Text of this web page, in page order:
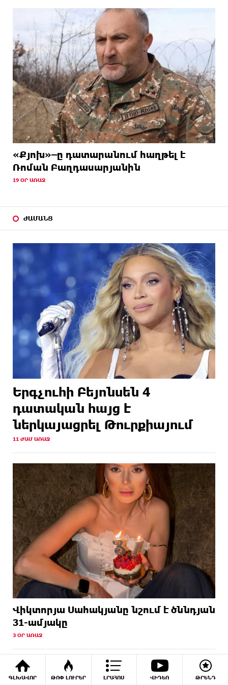
ԳԼԽԱՎՈՐ ԹՈՓ ԼՈՒՐԵՐ ԼՐԱՀՈՍ ՎԻԴԵՈ ԹՐԵՆԴ
«Քյոխ»–ը դատարանում հաղթել է
Ռոման Բաղդասարյանին
19 ՕՐ ԱՌԱՋ
ԺԱՄԱՆՑ
Երգչուհի Բեյոնսեն ​​4
դատական հայց է
ներկայացրել Թուրքիայում
11 ԺԱՄ ԱՌԱՋ
Վիկտորյա Սահակյանը նշում է ծննդյան
31-ամյակը
3 ՕՐ ԱՌԱՋ